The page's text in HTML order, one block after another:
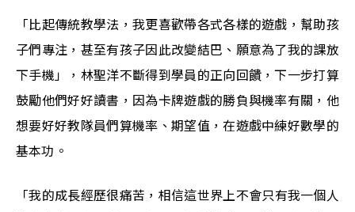
「比起傳統教學法，我更喜歡帶各式各樣的遊戲，幫助孩
子們專注，甚至有孩子因此改變結巴、願意為了我的課放
下手機」，林聖洋不斷得到學員的正向回饋，下一步打算
鼓勵他們好好讀書，因為卡牌遊戲的勝負與機率有關，他
想要好好教隊員們算機率、期望值，在遊戲中練好數學的
基本功。
「我的成長經歷很痛苦，相信這世界上不會只有我一個人